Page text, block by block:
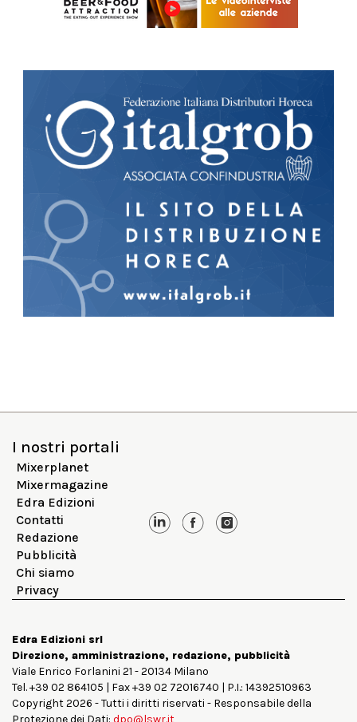
I nostri portali
Mixerplanet
Mixermagazine
Edra Edizioni
Contatti
Redazione
Pubblicità
Chi siamo
Privacy
Edra Edizioni srl
Direzione, amministrazione, redazione, pubblicità
Viale Enrico Forlanini 21 - 20134 Milano
Tel. +39 02 864105 | Fax +39 02 72016740 | P.I.: 14392510963
Copyright 2026 - Tutti i diritti riservati - Responsabile della
Protezione dei Dati: dpo@lswr.it